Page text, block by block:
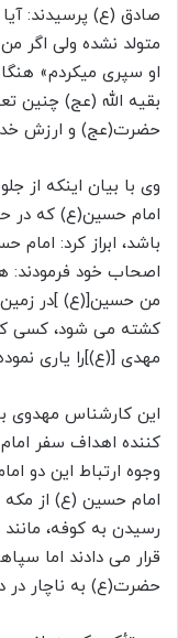
صادق (ع) پرسیدند:
متولد نشده ولی اگر
او سپری می‏کردم»
بقیه الله (عج) چنین
حضرت(عج) و ارزش
وی با بیان اینکه از
امام حسین(ع) که در
باشد، ابراز کرد:
اصحاب خود فرمودند:
من حسین‏[(ع) ]در زمین
کشته می ‏شود، کسی که
مهدی [(ع)]را یاری
این کارشناس مهدوی
کننده اهداف سفر
وجوه ارتباط این دو
امام حسین (ع) از مکه
رسیدن به کوفه،
قرار می ‏دادند اما
حضرت(ع) به ناچار در